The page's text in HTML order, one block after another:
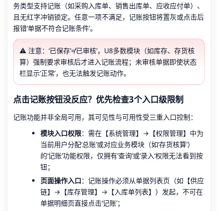
务类型支持记账（如采购入库单、销售出库单、应收应付单）、
且无红字冲销锁定。任意一项不满足，记账按钮将置灰或点击后
报错‘单据不符合记账条件’。
⚠️ 注意：‘已保存’≠‘已审核’，U8多数模块（如库存、存货核
算）强制要求审核后才进入记账流程；未审核单据即使状态
栏显示‘正常’，也无法触发记账动作。
点击记账按钮没反应？优先检查3个入口级限制
记账功能并非全局可用，其可见性与可用性受三重入口控制：
模块入口权限：需在【系统管理】→【权限管理】中为
当前用户分配‘总账’或对应业务模块（如‘存货核算’）
的‘记账’功能权限，仅拥有‘查询’或‘录入’权限无法看到按
钮；
页面操作入口：记账操作必须从单据列表页（如【供应
链】→【库存管理】→【入库单列表】）发起，不可在
单据明细页直接点击‘记账’；